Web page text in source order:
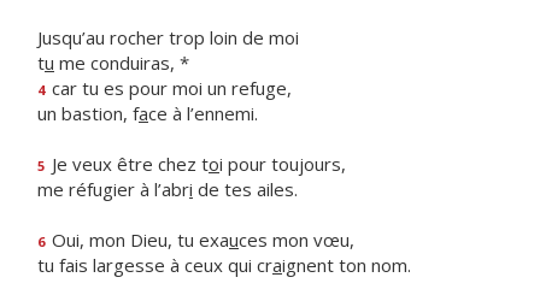
Jusqu’au rocher trop loin de moi
tu me conduiras, *
4 car tu es pour moi un refuge,
un bastion, face à l’ennemi.
5 Je veux être chez toi pour toujours,
me réfugier à l’abri de tes ailes.
6 Oui, mon Dieu, tu exauces mon vœu,
tu fais largesse à ceux qui craignent ton nom.